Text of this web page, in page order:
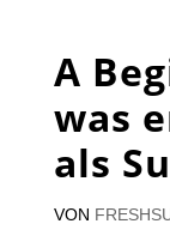
A
was
als
VON